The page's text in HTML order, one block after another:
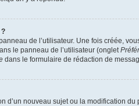
de l’utilisateur. Une fois créée,
le panneau de l’utilisateur (onglet
dans le formulaire de rédaction de
d’un nouveau sujet ou la modification